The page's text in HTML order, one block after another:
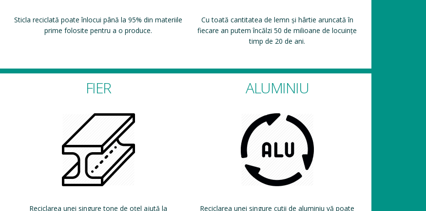
Sticla reciclată poate înlocui până la 95% din materiile
prime folosite pentru a o produce.
Cu toată cantitatea de lemn și hârtie aruncată în
fiecare an putem încălzi 50 de milioane de locuințe
timp de 20 de ani.
FIER
Reciclarea unei singure tone de oțel ajută la
ALUMINIU
Reciclarea unei singure cutii de aluminiu vă poate